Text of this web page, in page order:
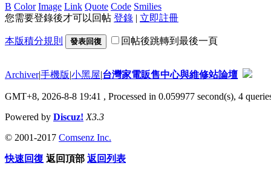
B Color Image Link Quote Code Smilies
您需要登錄後才可以回帖 登錄 | 立即註冊
本版積分規則 發表回復 回帖後跳轉到最後一頁
Archiver|手機版|小黑屋|台灣家電販售中心與維修站論壇
GMT+8, 2026-8-8 19:41 , Processed in 0.059977 second(s), 4
Powered by Discuz! X3.3
© 2001-2017 Comsenz Inc.
快速回復 返回頂部 返回列表